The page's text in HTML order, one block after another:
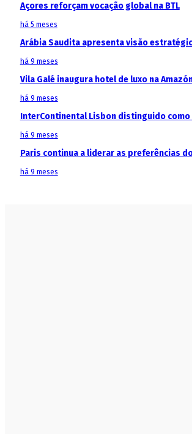
Açores reforçam vocação global na BTL
há 5 meses
Arábia Saudita apresenta visão
há 9 meses
Vila Galé inaugura hotel de luxo na
há 9 meses
InterContinental Lisbon distinguido
há 9 meses
Paris continua a liderar as preferências
há 9 meses